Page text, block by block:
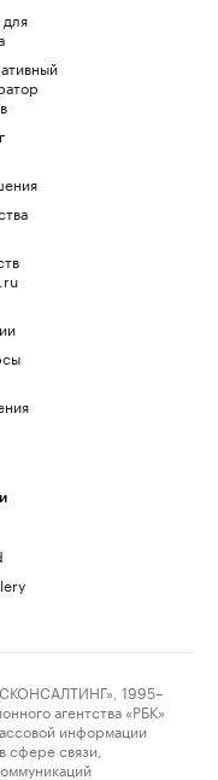
1995–
агентства «РБК»
информации
сфере связи,